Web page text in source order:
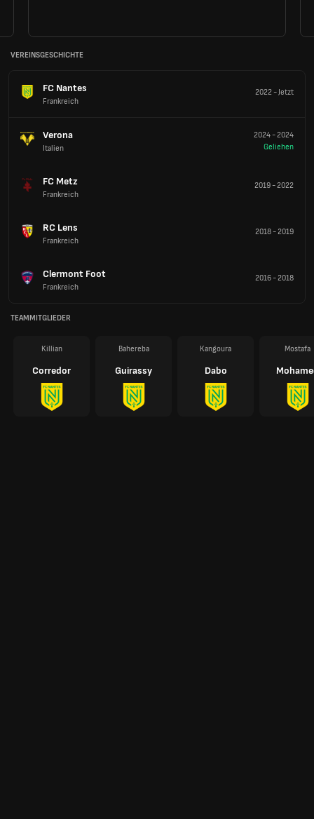
VEREINSGESCHICHTE
FC Nantes
Frankreich
2022-Jetzt
Verona
Italien
2024-2024
Geliehen
FC Metz
Frankreich
2019-2022
RC Lens
Frankreich
2018-2019
Clermont Foot
Frankreich
2016-2018
TEAMMITGLIEDER
Killian
Corredor
Bahereba
Guirassy
Kangoura
Dabo
Mostafa